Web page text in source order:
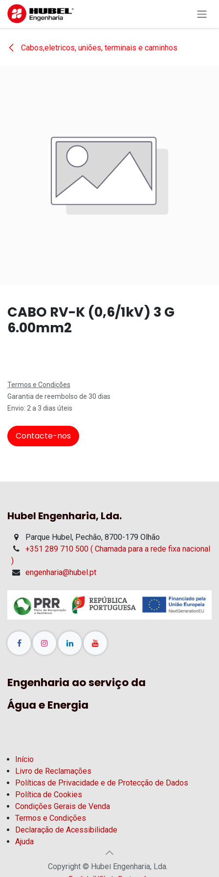
Pular para o conteúdo
Cabos,eletricos, uniões, terminais e caminhos
CABO RV-K (0,6/1kV) 3 G
6.00mm2
Termos e Condições
Garantia de reembolso de 30 dias
Envio: 2 a 3 dias úteis
Contacte-nos
Hubel Engenharia, Lda.
Parque Hubel, Pechão, 8700-179 Olhão
+351 289 710 500 ( Chamada para a rede fixa nacional
)
engenharia@hubel.pt
Engenharia ao serviço da
Água e Energia
Início
Livro de Reclamações
Políticas de Privacidade e de Protecção de Dados
Política de Cookies
Condições Gerais de Venda
Termos e Condições
Declaração de Acessibilidade
Ajuda
Copyright © Hubel Engenharia, Lda.